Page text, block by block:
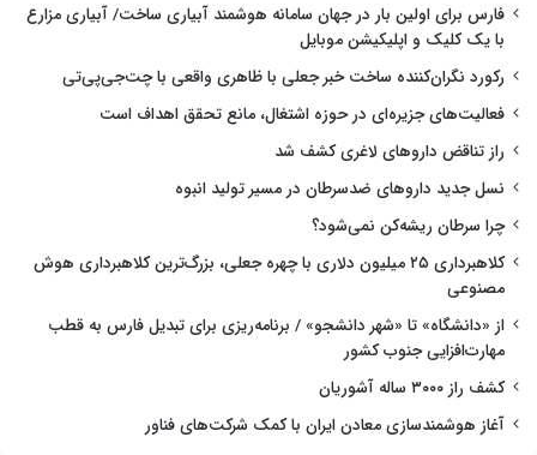
فارس برای اولین بار در جهان سامانه هوشمند آبیاری ساخت/ آبیاری مزارع
با یک کلیک و اپلیکیشن موبایل
رکورد نگران‌کننده ساخت خبر جعلی با ظاهری واقعی با چت‌جی‌پی‌تی
فعالیت‌های جزیره‌ای در حوزه اشتغال، مانع تحقق اهداف است
راز تناقض داروهای لاغری کشف شد
نسل جدید داروهای ضدسرطان در مسیر تولید انبوه
چرا سرطان ریشه‌کن نمی‌شود؟
کلاهبرداری ۲۵ میلیون دلاری با چهره جعلی، بزرگ‌ترین کلاهبرداری هوش
مصنوعی
از «دانشگاه» تا «شهر دانشجو» / برنامه‌ریزی برای تبدیل فارس به قطب
مهارت‌افزایی جنوب کشور
کشف راز ۳۰۰۰ ساله آشوریان
آغاز هوشمندسازی معادن ایران با کمک شرکت‌های فناور